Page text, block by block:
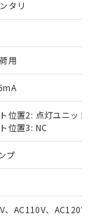
タリ
用
位置2: 点灯ユニット
位置3: NC
プ
、AC110V、AC120V